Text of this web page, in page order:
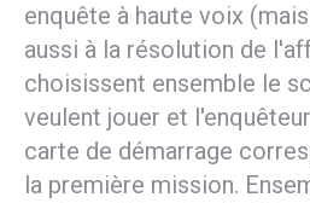
enquête à haute voix
aussi à la résolution de
choisissent ensemble le
veulent jouer et
carte de démarrage
la première mission.